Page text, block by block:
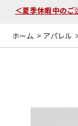
＜夏季休暇中のご
ホーム > アパレル